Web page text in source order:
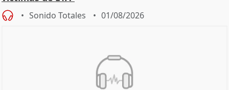
Sonido Totales 01/08/2026